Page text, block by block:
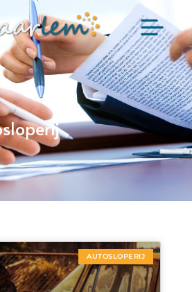
AUTOSLOPERIJ